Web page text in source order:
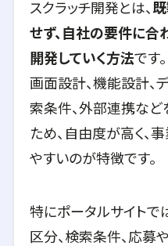
スクラッチ開発とは、
せず、自社の要件に合
開発していく方法です。
画面設計、機能設計、
索条件、外部連携など
ため、自由度が高く、
やすいのが特徴です。
特にポータルサイトで
区分、検索条件、応募